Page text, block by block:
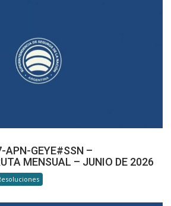
GEYE#SSN –
MENSUAL – JUNIO DE 2026